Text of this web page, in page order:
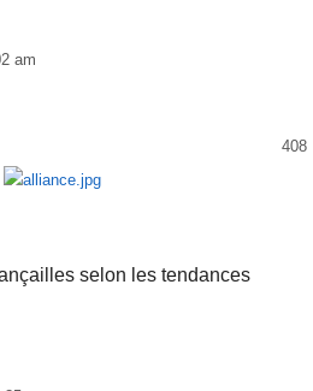
am
408
selon les tendances